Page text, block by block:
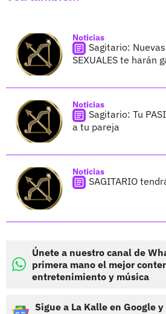
Noticias
Sagitario:
SEXUALES te harán
Noticias
Sagitario: Tu
a tu pareja
Noticias
SAGITARIO
Únete a nuestro canal de
primera mano el mejor
entretenimiento y música
Sigue a La Kalle en Google